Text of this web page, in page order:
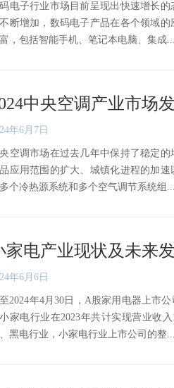
电子行业市场目前呈现出快速增长
断增加，数码电子产品在各个领域
，包括智能手机、笔记本电脑、集成
中央空调产业市场
年6月7日
空调市场在过去几年中保持了稳定的
应用范围的扩大、城镇化进程的加
个冷热源系统和多个空气调节系统组
家电产业现状及未来
年6月6日
2024年4月30日，A股家用电器上市
家电行业在2023年共计实现营业收
黑电行业，小家电行业上市公司的整